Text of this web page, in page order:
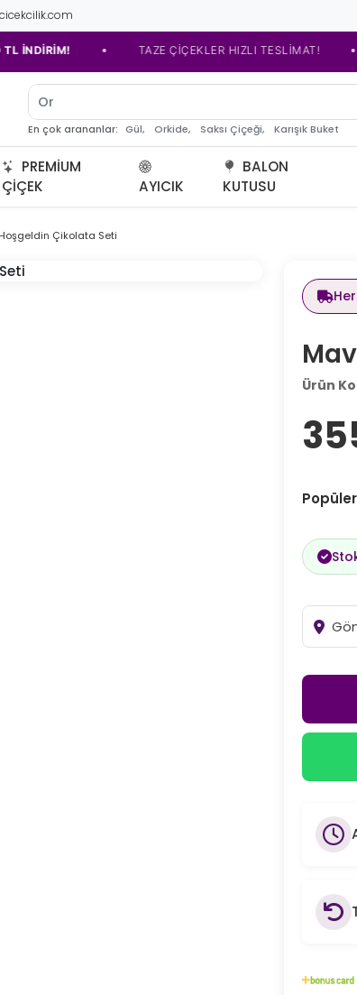
• TAZE ÇİÇEKLER HIZLI TESLİMAT! •
Orkide
En çok arananlar: Gül, Orkide, Saksı Çiçeği, Karışık Buket
PREMIUM
ÇIÇEK
AYICIK
BALON
KUTUSU
Çikolata Seti
Ürün